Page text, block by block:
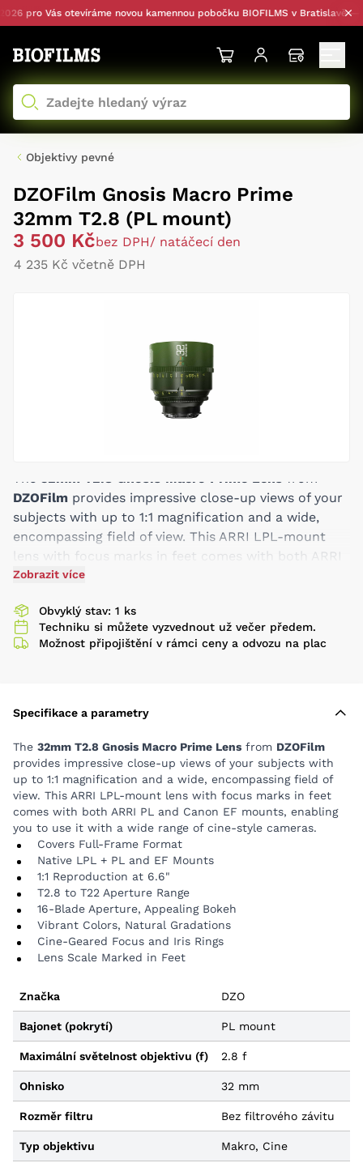
pro Vás otevíráme novou kamennou pobočku BIOFILMS v Bratislavě —
Objektivy pevné
DZOFilm Gnosis Macro Prime
32mm T2.8 (PL mount)
3 500 Kčbez DPH/ natáčecí den
4 235 Kč včetně DPH
The 32mm T2.8 Gnosis Macro Prime Lens from
DZOFilm provides impressive close-up views of your
subjects with up to 1:1 magnification and a wide,
encompassing field of view. This ARRI LPL-mount
lens with focus marks in feet comes with both ARRI
PL and Canon EF mounts, enabling you to use it with
Covers Full-Frame Format
Native LPL + PL and EF Mounts
1:1 Reproduction at 6.6"
Vibrant Colors, Natural Gradations
Lens Scale Marked in Feet
Zobrazit více
Obvyklý stav: 1 ks
Techniku si můžete vyzvednout už večer předem.
Možnost připojištění v rámci ceny a odvozu na plac
Specifikace a parametry
The 32mm T2.8 Gnosis Macro Prime Lens from DZOFilm
provides impressive close-up views of your subjects with
up to 1:1 magnification and a wide, encompassing field of
view. This ARRI LPL-mount lens with focus marks in feet
comes with both ARRI PL and Canon EF mounts, enabling
you to use it with a wide range of cine-style cameras.
Covers Full-Frame Format
Native LPL + PL and EF Mounts
1:1 Reproduction at 6.6"
T2.8 to T22 Aperture Range
16-Blade Aperture, Appealing Bokeh
Vibrant Colors, Natural Gradations
Cine-Geared Focus and Iris Rings
Lens Scale Marked in Feet
Značka DZO
Bajonet (pokrytí) PL mount
Maximální světelnost objektivu (f) 2.8 f
Ohnisko 32 mm
Rozměr filtru Bez filtrového závitu
Typ objektivu Makro, Cine